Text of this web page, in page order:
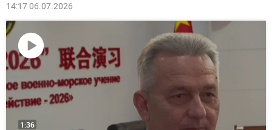
14:17 06.07.2026
Phát
1:36